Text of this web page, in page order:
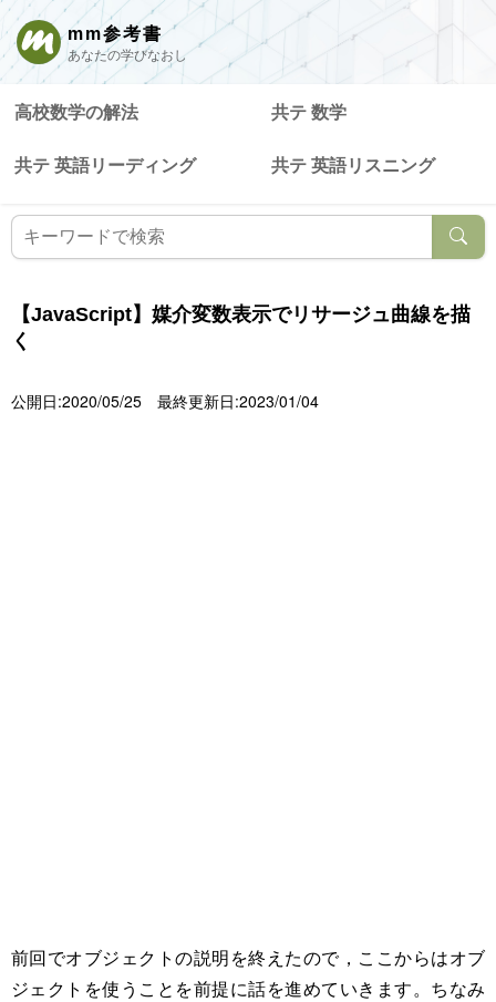
mm参考書
あなたの学びなおし
高校数学の解法 共テ 数学
共テ 英語リーディング 共テ 英語リスニング
【JavaScript】媒介変数表示でリサージュ曲線を描
く
公開日:2020/05/25 最終更新日:2023/01/04
前回でオブジェクトの説明を終えたので，ここからはオブ
ジェクトを使うことを前提に話を進めていきます。ちなみ